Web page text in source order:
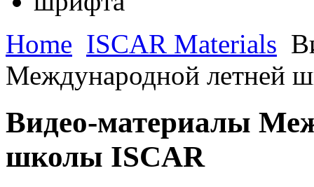
Home ISCAR Materials
Международной летней
Видео-материалы
школы ISCAR